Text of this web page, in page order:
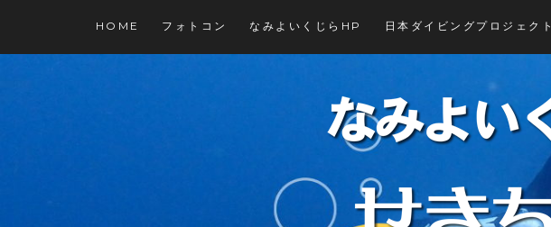
HOME フォトコン なみよいくじらHP 日本ダイビングプロジェクト